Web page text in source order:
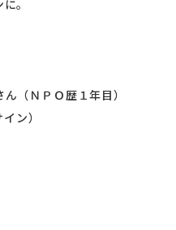
。
（ＮＰＯ歴１年目）
ン）